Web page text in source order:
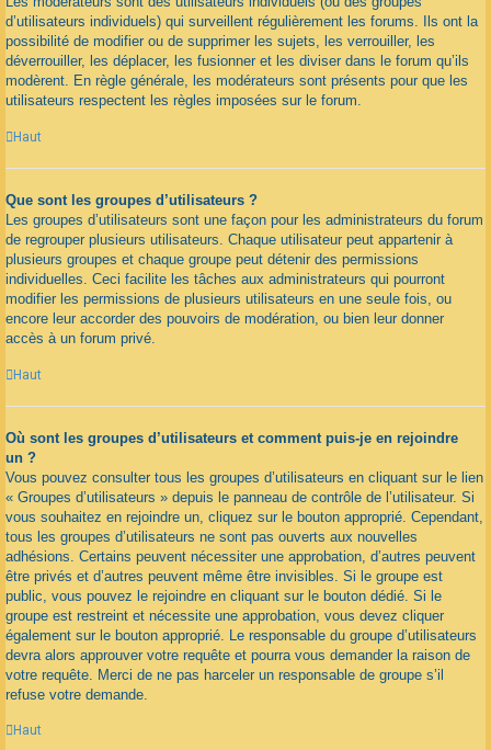
d’utilisateurs individuels) qui surveillent régulièrement les forums. Ils ont la
possibilité de modifier ou de supprimer les sujets, les verrouiller, les
déverrouiller, les déplacer, les fusionner et les diviser dans le forum qu’ils
modèrent. En règle générale, les modérateurs sont présents pour que les
utilisateurs respectent les règles imposées sur le forum.
Haut
Que sont les groupes d’utilisateurs ?
Les groupes d’utilisateurs sont une façon pour les administrateurs du forum
de regrouper plusieurs utilisateurs. Chaque utilisateur peut appartenir à
plusieurs groupes et chaque groupe peut détenir des permissions
individuelles. Ceci facilite les tâches aux administrateurs qui pourront
modifier les permissions de plusieurs utilisateurs en une seule fois, ou
encore leur accorder des pouvoirs de modération, ou bien leur donner
accès à un forum privé.
Haut
Où sont les groupes d’utilisateurs et comment puis-je en rejoindre
un ?
Vous pouvez consulter tous les groupes d’utilisateurs en cliquant sur le lien
« Groupes d’utilisateurs » depuis le panneau de contrôle de l’utilisateur. Si
vous souhaitez en rejoindre un, cliquez sur le bouton approprié. Cependant,
tous les groupes d’utilisateurs ne sont pas ouverts aux nouvelles
adhésions. Certains peuvent nécessiter une approbation, d’autres peuvent
être privés et d’autres peuvent même être invisibles. Si le groupe est
public, vous pouvez le rejoindre en cliquant sur le bouton dédié. Si le
groupe est restreint et nécessite une approbation, vous devez cliquer
également sur le bouton approprié. Le responsable du groupe d’utilisateurs
devra alors approuver votre requête et pourra vous demander la raison de
votre requête. Merci de ne pas harceler un responsable de groupe s’il
refuse votre demande.
Haut